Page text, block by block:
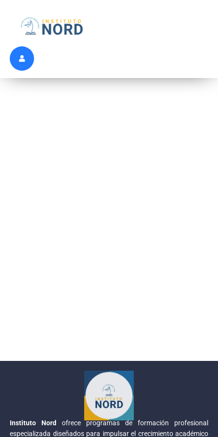
Instituto Nord
ofrece programas de formación profesional
especializada diseñados para impulsar el crecimiento académico